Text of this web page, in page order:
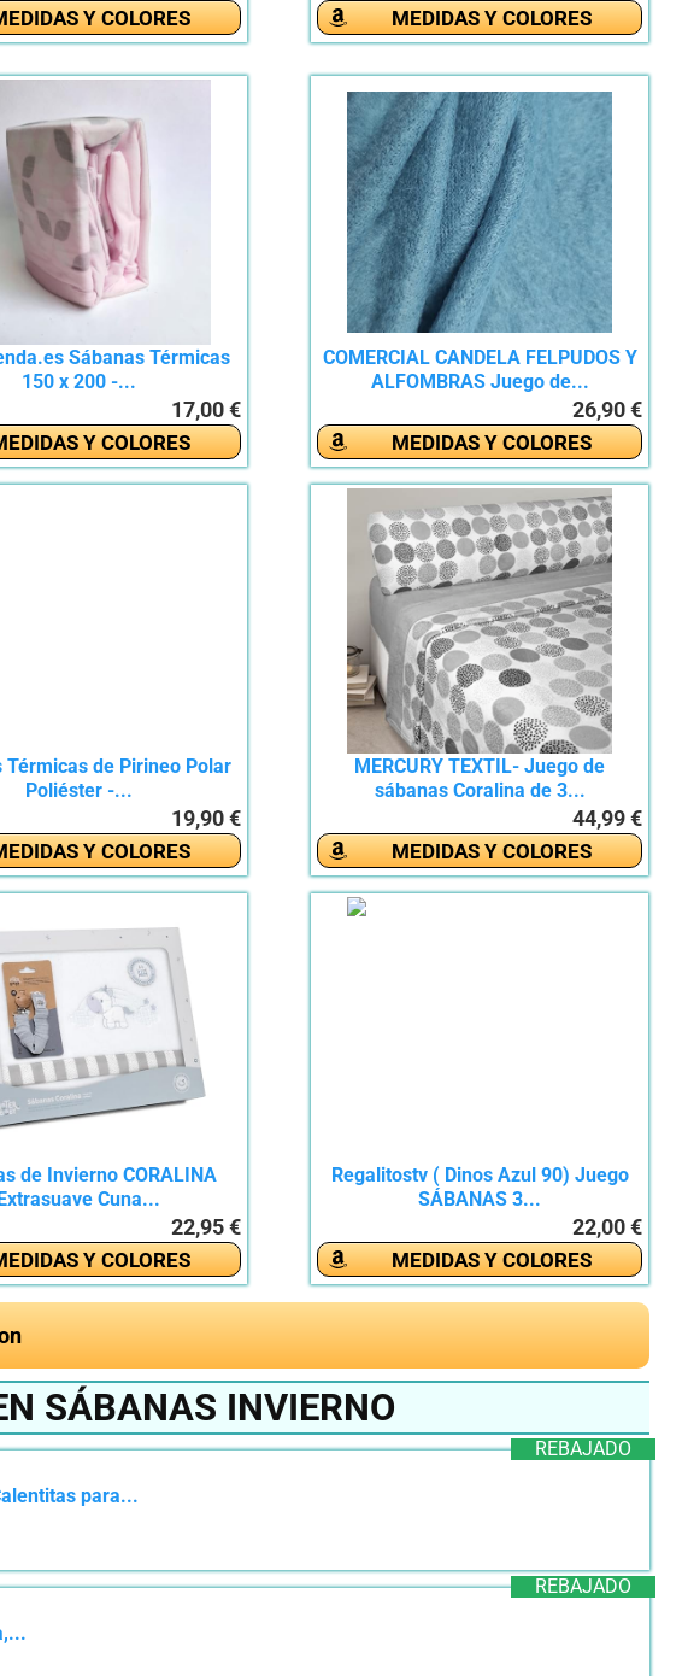
Y COLORES MEDIDAS Y COLORES
Sábanas Térmicas
150 x 200 -...
17,00 €
Y COLORES
COMERCIAL CANDELA FELPUDOS Y
ALFOMBRAS Juego de...
26,90 €
MEDIDAS Y COLORES
Térmicas de Pirineo Polar
Poliéster -...
19,90 €
Y COLORES
MERCURY TEXTIL- Juego de
sábanas Coralina de 3...
44,99 €
MEDIDAS Y COLORES
de Invierno CORALINA
Cuna...
22,95 €
Y COLORES
Regalitostv ( Dinos Azul 90) Juego
SÁBANAS 3...
22,00 €
MEDIDAS Y COLORES
SÁBANAS INVIERNO
REBAJADO
para...
REBAJADO